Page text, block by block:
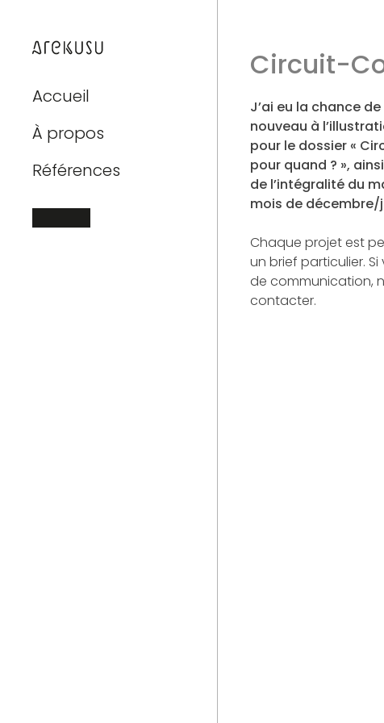
Accueil
À propos
Références
Circuit-
J’ai eu la chance
nouveau à
pour le dossier «
pour quand ? »,
de l’intégralité du
mois de décembre/
Chaque projet est
un brief particulier.
de communication,
contacter.